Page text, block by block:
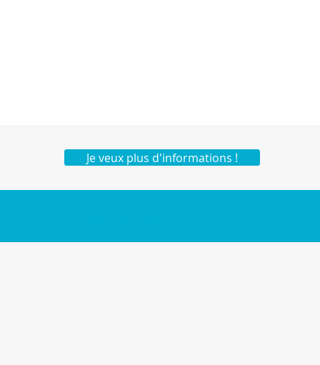
Je veux plus d'informations !